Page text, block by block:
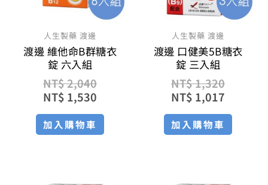
人生製藥 渡邊
渡邊 維他命B群糖衣
錠 六入組
NT$2,040
NT$ 1,530
加入購物車
人生製藥 渡邊
渡邊 口健美5B糖衣
錠 三入組
NT$1,320
NT$ 1,017
加入購物車